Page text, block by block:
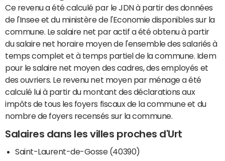
Ce revenu a été calculé par le JDN à partir des données
de l'Insee et du ministère de l'Economie disponibles sur la
commune. Le salaire net par actif a été obtenu à partir
du salaire net horaire moyen de l'ensemble des salariés à
temps complet et à temps partiel de la commune. Idem
pour le salaire net moyen des cadres, des employés et
des ouvriers. Le revenu net moyen par ménage a été
calculé lui à partir du montant des déclarations aux
impôts de tous les foyers fiscaux de la commune et du
nombre de foyers recensés sur la commune.
Salaires dans les villes proches d'Urt
Saint-Laurent-de-Gosse (40390)